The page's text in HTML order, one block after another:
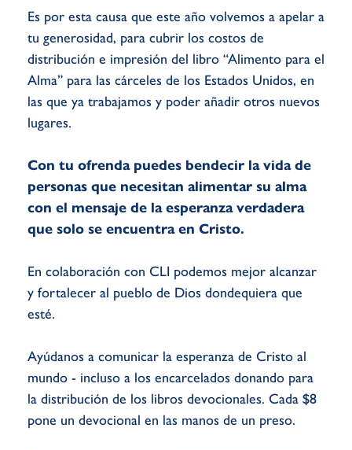
Es por esta causa que este año volvemos a apelar a
tu generosidad, para cubrir los costos de
distribución e impresión del libro “Alimento para el
Alma” para las cárceles de los Estados Unidos, en
las que ya trabajamos y poder añadir otros nuevos
lugares.
Con tu ofrenda puedes bendecir la vida de
personas que necesitan alimentar su alma
con el mensaje de la esperanza verdadera
que solo se encuentra en Cristo.
En colaboración con CLI podemos mejor alcanzar
y fortalecer al pueblo de Dios dondequiera que
esté.
Ayúdanos a comunicar la esperanza de Cristo al
mundo - incluso a los encarcelados donando para
la distribución de los libros devocionales. Cada $8
pone un devocional en las manos de un preso.